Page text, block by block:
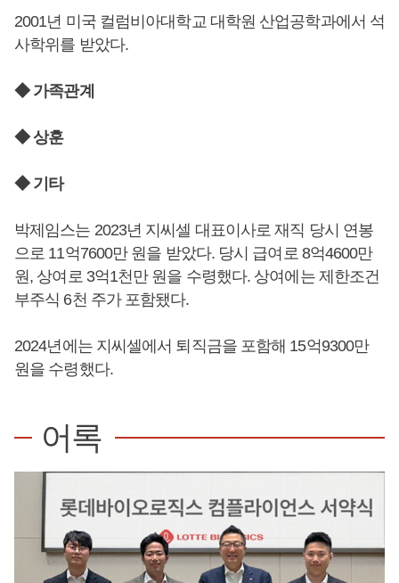
2001년 미국 컬럼비아대학교 대학원 산업공학과에서 석
사학위를 받았다.
◆ 가족관계
◆ 상훈
◆ 기타
박제임스는 2023년 지씨셀 대표이사로 재직 당시 연봉
으로 11억7600만 원을 받았다. 당시 급여로 8억4600만
원, 상여로 3억1천만 원을 수령했다. 상여에는 제한조건
부주식 6천 주가 포함됐다.
2024년에는 지씨셀에서 퇴직금을 포함해 15억9300만
원을 수령했다.
어록